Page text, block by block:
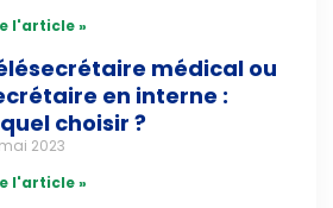
l'article »
médical ou
en interne :
choisir ?
2023
l'article »